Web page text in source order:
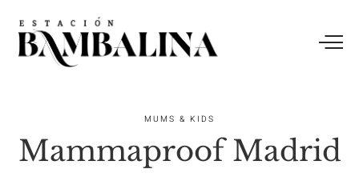
MUMS & KIDS
Mammaproof Madrid